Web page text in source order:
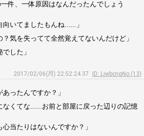
件、一体原因はなんだったんでしょう
いてましたもんね......」
気を失ってて全然覚えてないんだけど」
した」
2017/02/06(月) 22:52:24.37
ID: LjwbcnqNo (13)
ったんですか？」
なくてな......お前と部屋に戻った辺りの記憶
当たりはないんですか？」